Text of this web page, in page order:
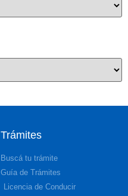
Trámites
Buscá tu trámite
Guía de Trámites
Licencia de Conducir